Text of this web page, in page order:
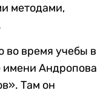
методами,
во время учебы в
имени Андропова
Там он